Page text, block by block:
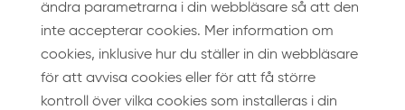
ändra parametrarna i din webbläsare så att den
inte accepterar cookies. Mer information om
cookies, inklusive hur du ställer in din webbläsare
för att avvisa cookies eller för att få större
kontroll över vilka cookies som installeras i din